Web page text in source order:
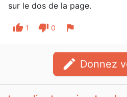
sur le dos de la page.
thumb_up 1 thumb_down 0 flag
edit Donnez